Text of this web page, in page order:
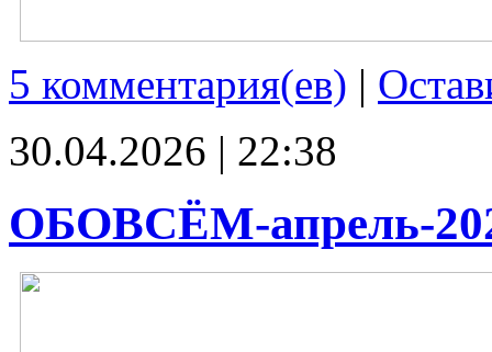
5 комментария(ев) |
30.04.2026 | 22:38
ОБОВСЁМ-апрель-